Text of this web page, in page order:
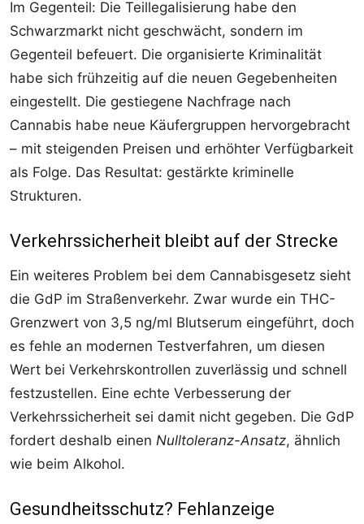
Im Gegenteil: Die Teillegalisierung habe den
Schwarzmarkt nicht geschwächt, sondern im
Gegenteil befeuert. Die organisierte Kriminalität
habe sich frühzeitig auf die neuen Gegebenheiten
eingestellt. Die gestiegene Nachfrage nach
Cannabis habe neue Käufergruppen hervorgebracht
– mit steigenden Preisen und erhöhter Verfügbarkeit
als Folge. Das Resultat: gestärkte kriminelle
Strukturen.
Verkehrssicherheit bleibt auf der Strecke
Ein weiteres Problem bei dem Cannabisgesetz sieht
die GdP im Straßenverkehr. Zwar wurde ein THC-
Grenzwert von 3,5 ng/ml Blutserum eingeführt, doch
es fehle an modernen Testverfahren, um diesen
Wert bei Verkehrskontrollen zuverlässig und schnell
festzustellen. Eine echte Verbesserung der
Verkehrssicherheit sei damit nicht gegeben. Die GdP
fordert deshalb einen Nulltoleranz-Ansatz, ähnlich
wie beim Alkohol.
Gesundheitsschutz? Fehlanzeige